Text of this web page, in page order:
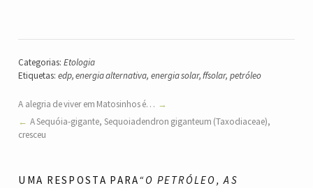
Categorias: Etologia
Etiquetas: edp,energia alternativa, energia solar,ffsolar, petróleo
A alegria de viver em Matosinhos é…
A Sequóia-gigante, Sequoiadendron giganteum (Taxodiaceae),
cresceu
UMA RESPOSTA PARA“O PETRÓLEO, AS